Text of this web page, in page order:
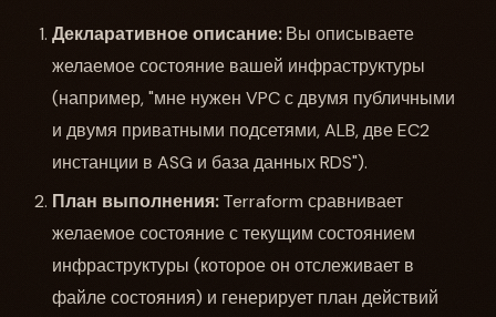
Декларативное описание:Вы описываете
желаемое состояние вашей инфраструктуры
(например, "мне нужен VPC с двумя публичными
и двумя приватными подсетями, ALB, две EC2
инстанции в ASG и база данных RDS").
План выполнения:Terraform сравнивает
желаемое состояние с текущим состоянием
инфраструктуры (которое он отслеживает в
файле состояния) и генерирует план действий